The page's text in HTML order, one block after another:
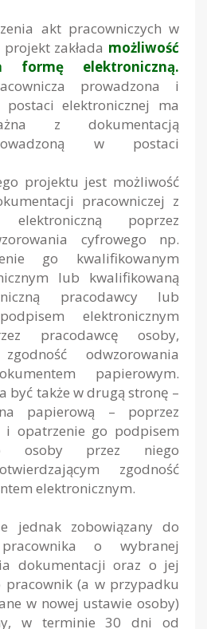
akt pracowniczych w
zakłada możliwość
elektroniczną.
prowadzona i
postaci elektronicznej ma
z dokumentacją
w postaci
projektu jest możliwość
pracowniczej z
poprzez
cyfrowego np.
go kwalifikowanym
lub kwalifikowaną
pracodawcy lub
elektronicznym
pracodawcę osoby,
odwzorowania
papierowym.
być także w drugą stronę –
papierową – poprzez
opatrzenie go podpisem
osoby przez niego
zgodność
elektronicznym.
jednak zobowiązany do
o wybranej
dokumentacji oraz o jej
pracownik (a w przypadku
w nowej ustawie osoby)
w terminie 30 dni od